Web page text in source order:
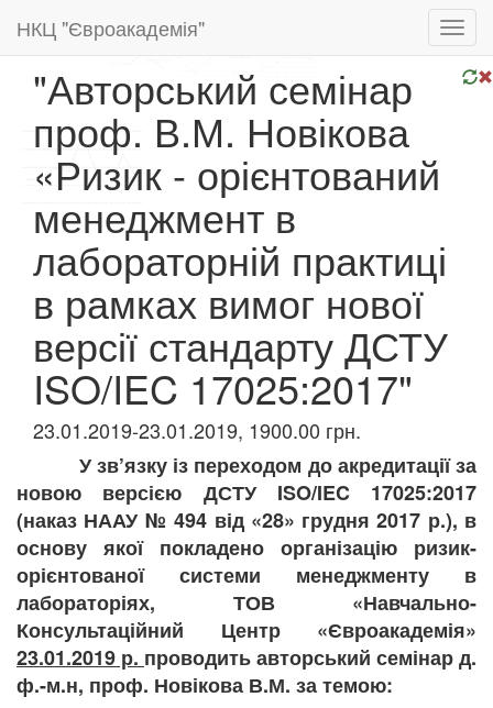
НКЦ "Євроакадемія"
"Авторський семінар
проф. В.М. Новікова
«Ризик - орієнтований
менеджмент в
лабораторній практиці
в рамках вимог нової
версії стандарту ДСТУ
ISO/IEC 17025:2017"
23.01.2019-23.01.2019, 1900.00 грн.
У зв’язку із переходом до акредитації за
новою версією ДСТУ ISO/IEC 17025:2017
(наказ НААУ № 494 від «28» грудня 2017 р.), в
основу якої покладено організацію ризик-
орієнтованої системи менеджменту в
лабораторіях, ТОВ «Навчально-
Консультаційний Центр «Євроакадемія»
23.01.2019 р. проводить авторський семінар д.
ф.-м.н, проф. Новікова В.М. за темою: